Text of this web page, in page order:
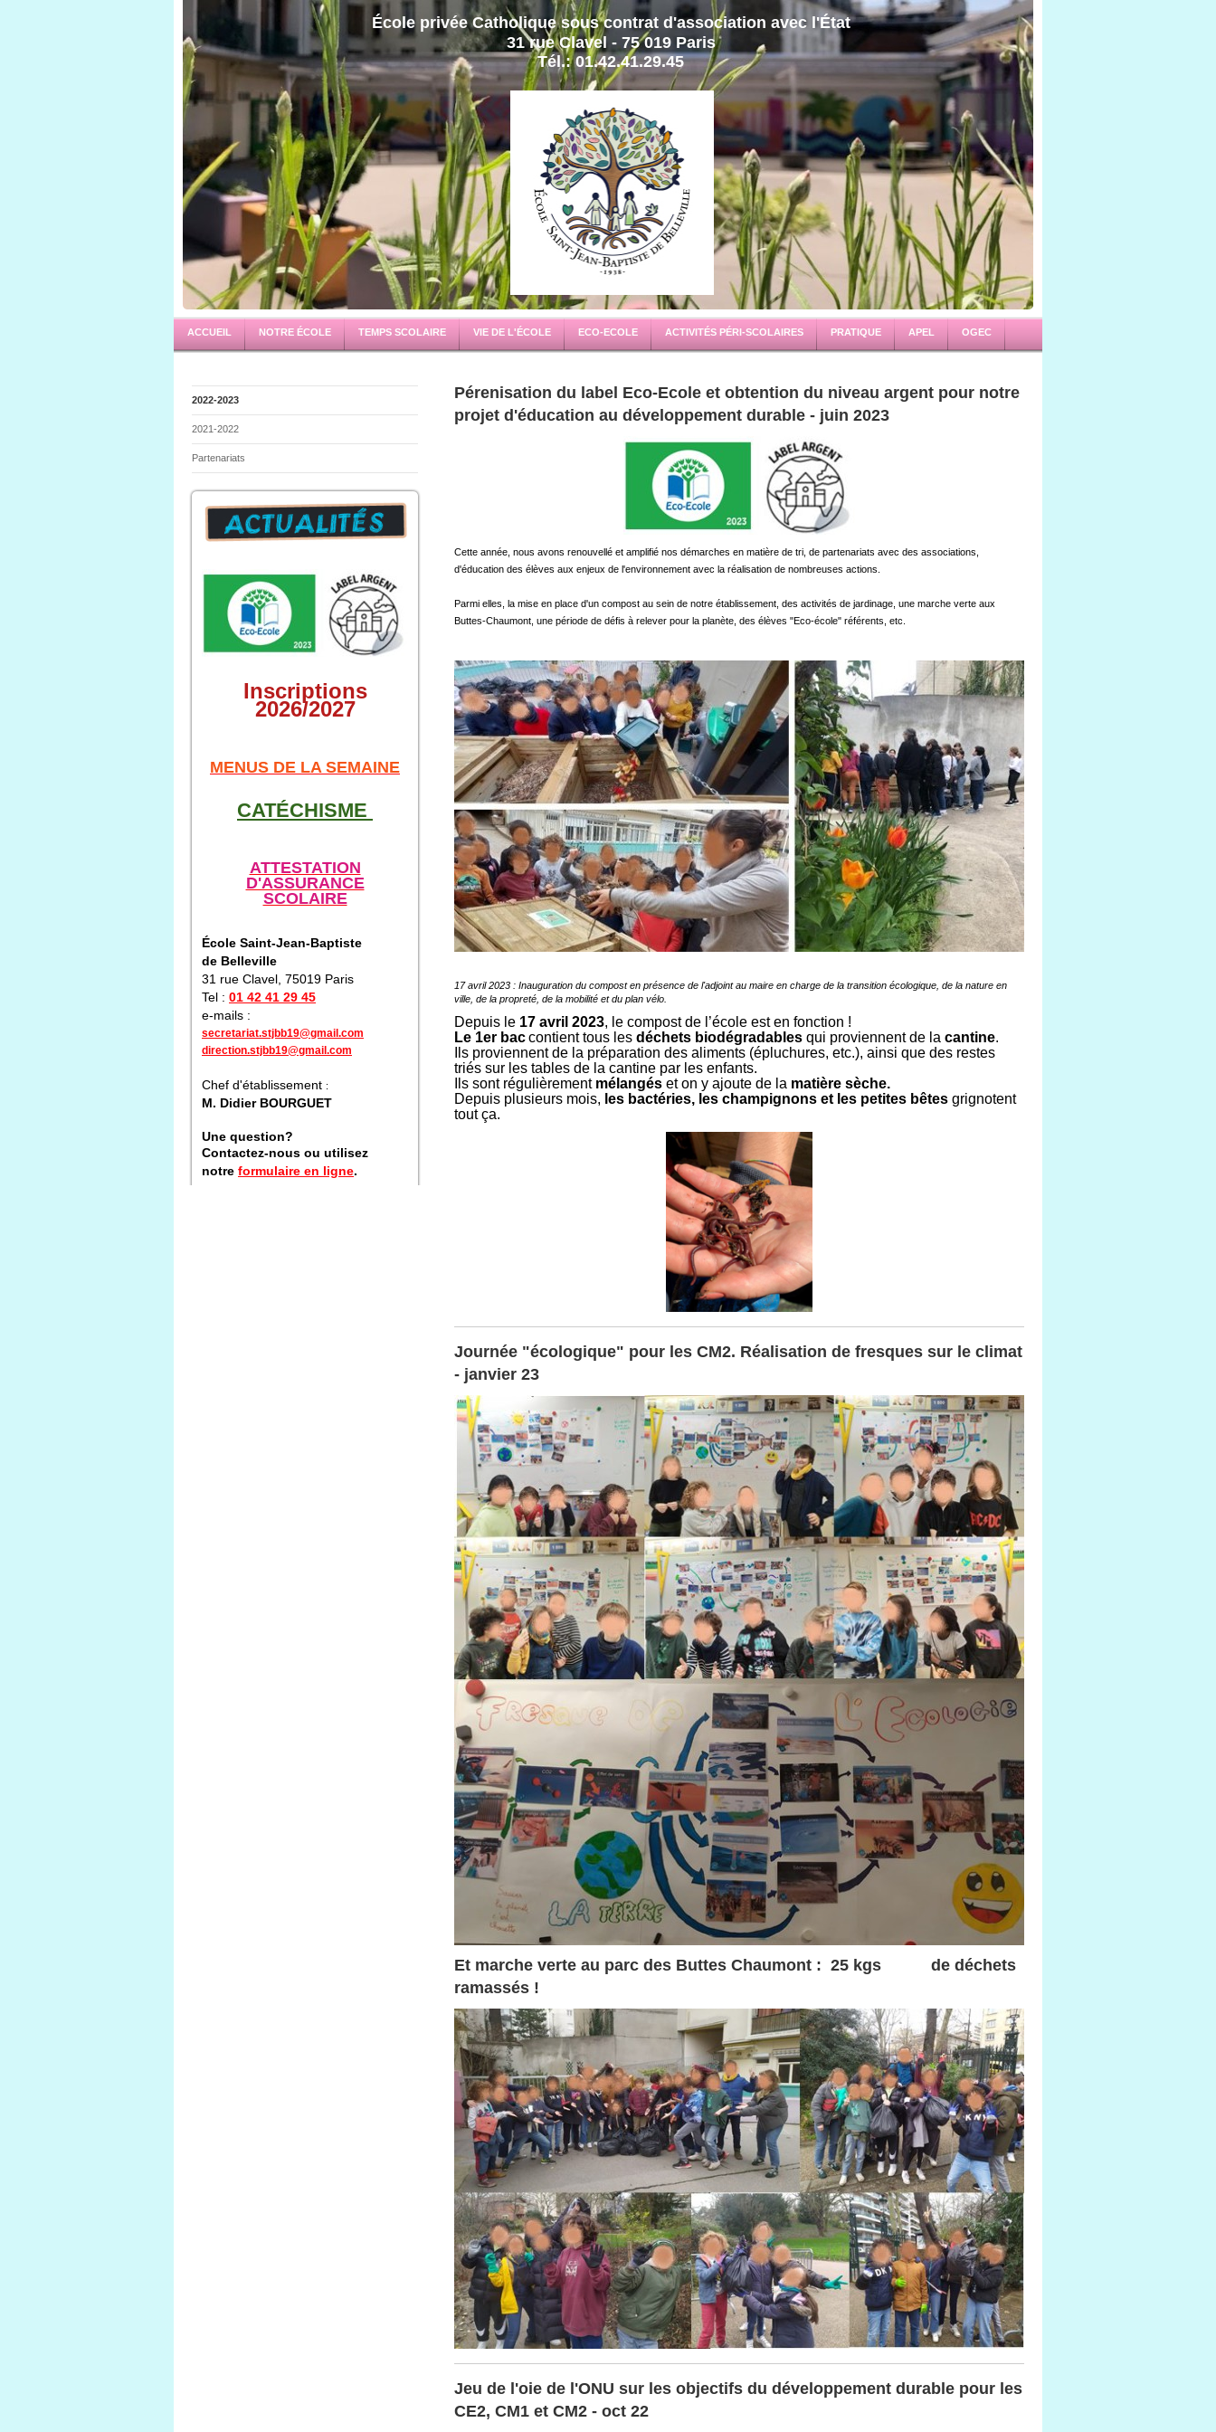
École privée Catholique sous contrat d'association avec l'État
31 rue Clavel - 75 019 Paris
Tél.: 01.42.41.29.45
ACCUEIL NOTRE ÉCOLE TEMPS SCOLAIRE VIE DE L'ÉCOLE ECO-ECOLE ACTIVITÉS PÉRI-SCOLAIRES PRATIQUE APEL OGEC
2022-2023
2021-2022
Partenariats
Inscriptions
2026/2027
MENUS DE LA SEMAINE
CATÉCHISME
ATTESTATION
D'ASSURANCE
SCOLAIRE
École Saint-Jean-Baptiste
de Belleville
31 rue Clavel, 75019 Paris
Tel : 01 42 41 29 45
e-mails :
secretariat.stjbb19@gmail.com
direction.stjbb19@gmail.com
Chef d'établissement :
M. Didier BOURGUET
Une question?
Contactez-nous ou utilisez
notre formulaire en ligne.
Pérenisation du label Eco-Ecole et obtention du niveau argent pour notre
projet d'éducation au développement durable - juin 2023
Cette année, nous avons renouvellé et amplifié nos démarches en matière de tri, de partenariats avec des associations,
d'éducation des élèves aux enjeux de l'environnement avec la réalisation de nombreuses actions.
Parmi elles, la mise en place d'un compost au sein de notre établissement, des activités de jardinage, une marche verte aux
Buttes-Chaumont, une période de défis à relever pour la planète, des élèves "Eco-école" référents, etc.
17 avril 2023 : Inauguration du compost en présence de l'adjoint au maire en charge de la transition écologique, de la nature en
ville, de la propreté, de la mobilité et du plan vélo.
Depuis le 17 avril 2023, le compost de l’école est en fonction !
Le 1er baccontient tous les déchets biodégradables qui proviennent de la cantine.
Ils proviennent de la préparation des aliments (épluchures, etc.), ainsi que des restes
triés sur les tables de la cantine par les enfants.
Ils sont régulièrement mélangés et on y ajoute de la matière sèche.
Depuis plusieurs mois, les bactéries, les champignons et les petites bêtes grignotent
tout ça.
Journée "écologique" pour les CM2. Réalisation de fresques sur le climat
- janvier 23
Et marche verte au parc des Buttes Chaumont : 25 kgs de déchets
ramassés !
Jeu de l'oie de l'ONU sur les objectifs du développement durable pour les
CE2, CM1 et CM2 - oct 22